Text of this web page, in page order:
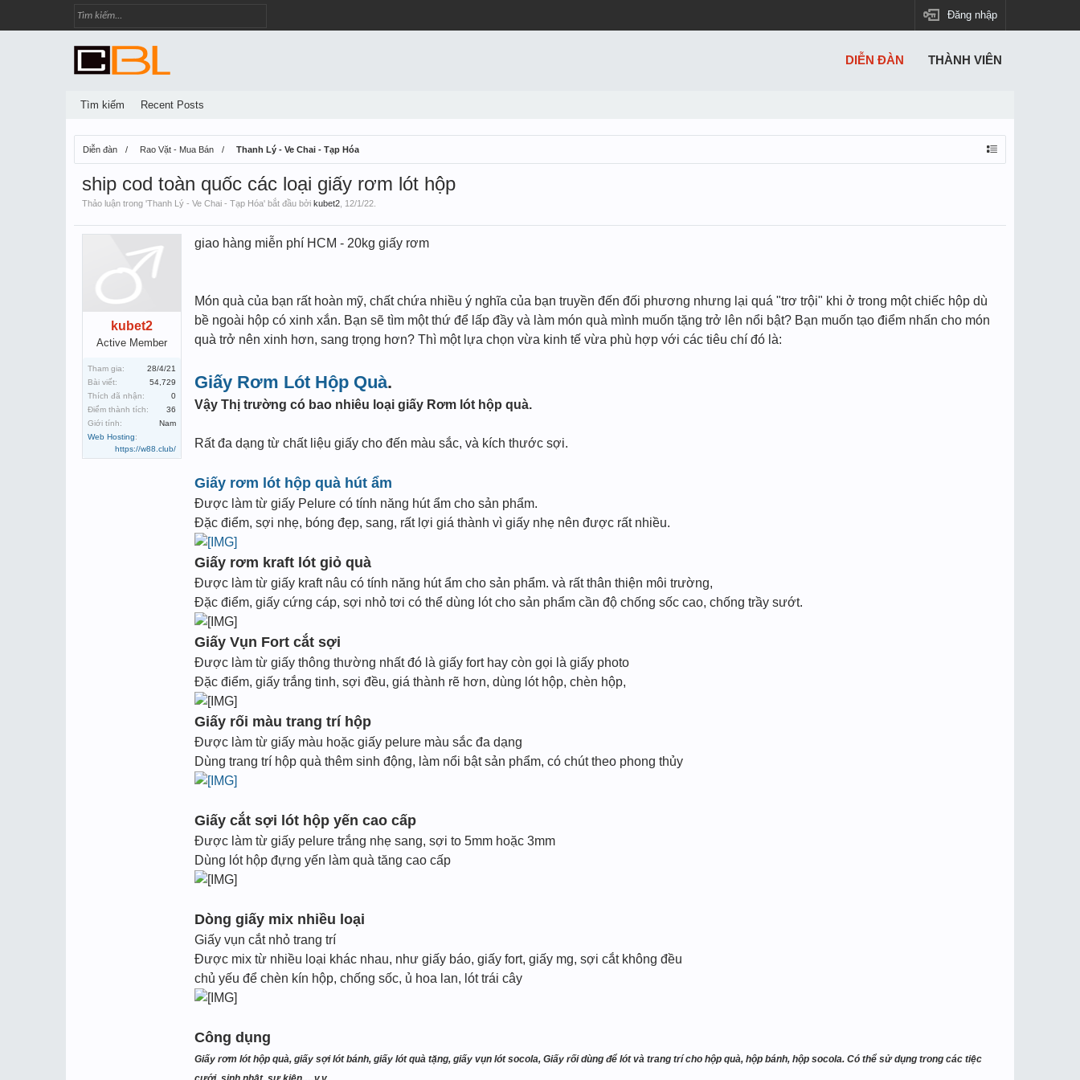
Đăng nhập
Diễn đàn Rao Vặt - Mua Bán Thanh Lý - Ve Chai - Tạp Hóa
ship cod toàn quốc các loại giấy rơm lót hộp
Thảo luận trong 'Thanh Lý - Ve Chai - Tạp Hóa' bắt đầu bởi kubet2 12/1/22
kubet2
Active Member
Tham gia:
28/4/21
Bài viết:
54,729
Thích đã nhận:
0
Điểm thành tích:
36
Giới tính:
Nam
Web Hosting:
https://w88.club/
giao hàng miễn phí HCM - 20kg giấy rơm
Món quà của bạn rất hoàn mỹ, chất chứa nhiều ý nghĩa của bạn truyền đến đối phương nhưng lại quá "trơ trội" khi ở trong một chiếc hộp dù
bề ngoài hộp có xinh xắn. Bạn sẽ tìm một thứ để lấp đầy và làm món quà mình muốn tặng trở lên nổi bật? Bạn muốn tạo điểm nhấn cho món
quà trở nên xinh hơn, sang trọng hơn? Thì một lựa chọn vừa kinh tế vừa phù hợp với các tiêu chí đó là:
Giấy Rơm Lót Hộp Quà.
Vậy Thị trường có bao nhiêu loại giấy Rơm lót hộp quà.
Rất đa dạng từ chất liệu giấy cho đến màu sắc, và kích thước sợi.
Giấy rơm lót hộp quà hút ẩm
Được làm từ giấy Pelure có tính năng hút ẩm cho sản phẩm.
Đặc điểm, sợi nhẹ, bóng đẹp, sang, rất lợi giá thành vì giấy nhẹ nên được rất nhiều.
Giấy rơm kraft lót giỏ quà
Được làm từ giấy kraft nâu có tính năng hút ẩm cho sản phẩm. và rất thân thiện môi trường,
Đặc điểm, giấy cứng cáp, sợi nhỏ tơi có thể dùng lót cho sản phẩm cần độ chống sốc cao, chống trầy sướt.
Giấy Vụn Fort cắt sợi
Được làm từ giấy thông thường nhất đó là giấy fort hay còn gọi là giấy photo
Đặc điểm, giấy trắng tinh, sợi đều, giá thành rẽ hơn, dùng lót hộp, chèn hộp,
Giấy rối màu trang trí hộp
Được làm từ giấy màu hoặc giấy pelure màu sắc đa dạng
Dùng trang trí hộp quà thêm sinh động, làm nổi bật sản phẩm, có chút theo phong thủy
Giấy cắt sợi lót hộp yến cao cấp
Được làm từ giấy pelure trắng nhẹ sang, sợi to 5mm hoặc 3mm
Dùng lót hộp đựng yến làm quà tăng cao cấp
Dòng giấy mix nhiều loại
Giấy vụn cắt nhỏ trang trí
Được mix từ nhiều loại khác nhau, như giấy báo, giấy fort, giấy mg, sợi cắt không đều
chủ yếu để chèn kín hộp, chống sốc, ủ hoa lan, lót trái cây
Công dụng
Giấy rơm lót hộp quà, giấy sợi lót bánh, giấy lót quà tặng, giấy vụn lót socola, Giấy rối dùng để lót và trang trí cho hộp quà, hộp bánh, hộp socola. Có thể sử dụng trong các tiệc
DIỄN ĐÀN
Tìm kiếm Recent Posts
THÀNH VIÊN